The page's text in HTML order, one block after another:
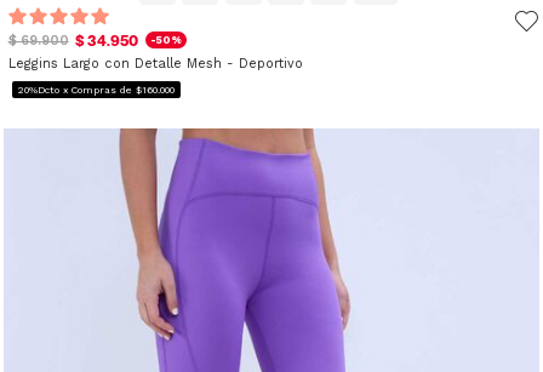
$ 69.900 $ 34.950 -50%
Leggins Largo con Detalle Mesh - Deportivo
20%Dcto x Compras de $160.000